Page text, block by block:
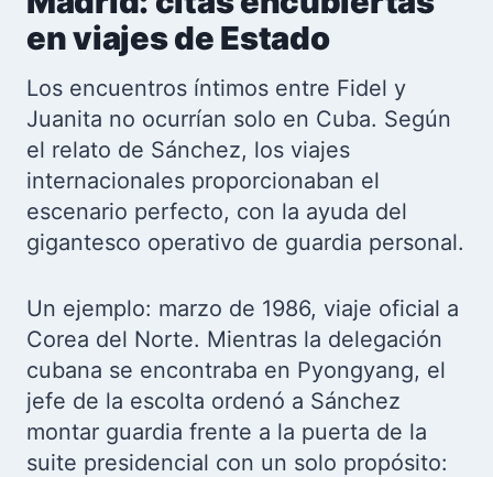
en viajes de Estado
Los encuentros íntimos entre Fidel y
Juanita no ocurrían solo en Cuba. Según
el relato de Sánchez, los viajes
internacionales proporcionaban el
escenario perfecto, con la ayuda del
gigantesco operativo de guardia personal.
Un ejemplo: marzo de 1986, viaje oficial a
Corea del Norte. Mientras la delegación
cubana se encontraba en Pyongyang, el
jefe de la escolta ordenó a Sánchez
montar guardia frente a la puerta de la
suite presidencial con un solo propósito: